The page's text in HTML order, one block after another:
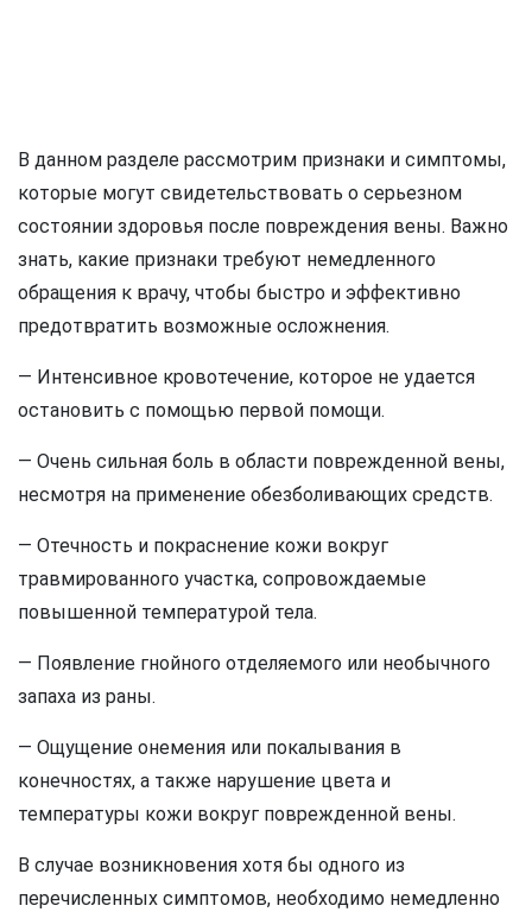
В данном разделе рассмотрим признаки и симптомы,
которые могут свидетельствовать о серьезном
состоянии здоровья после повреждения вены. Важно
знать, какие признаки требуют немедленного
обращения к врачу, чтобы быстро и эффективно
предотвратить возможные осложнения.
— Интенсивное кровотечение, которое не удается
остановить с помощью первой помощи.
— Очень сильная боль в области поврежденной вены,
несмотря на применение обезболивающих средств.
— Отечность и покраснение кожи вокруг
травмированного участка, сопровождаемые
повышенной температурой тела.
— Появление гнойного отделяемого или необычного
запаха из раны.
— Ощущение онемения или покалывания в
конечностях, а также нарушение цвета и
температуры кожи вокруг поврежденной вены.
В случае возникновения хотя бы одного из
перечисленных симптомов, необходимо немедленно